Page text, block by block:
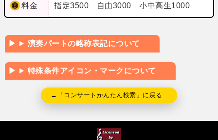
料金 指定3500 自由3000 小中高生1000
演奏パートの略称表記について
特殊条件アイコン・マークについて
←「コンサートかんたん検索」に戻る